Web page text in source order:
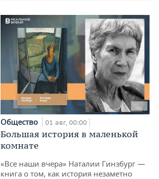
Общество 01 авг, 00:00
Большая история в маленькой
комнате
«Все наши вчера» Наталии Гинзбург —
книга о том, как история незаметно